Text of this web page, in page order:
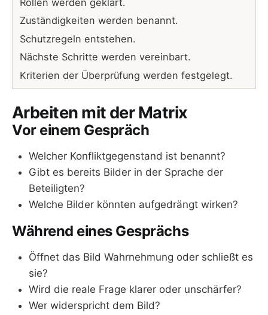
Zuständigkeiten werden benannt.
Schutzregeln entstehen.
Nächste Schritte werden vereinbart.
Kriterien der Überprüfung werden festgelegt.
Arbeiten mit der Matrix
Vor einem Gespräch
Welcher Konfliktgegenstand ist benannt?
Gibt es bereits Bilder in der Sprache der
Beteiligten?
Welche Bilder könnten aufgedrängt wirken?
Während eines Gesprächs
Öffnet das Bild Wahrnehmung oder schließt es
sie?
Wird die reale Frage klarer oder unschärfer?
Wer widerspricht dem Bild?